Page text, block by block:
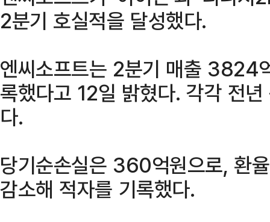
2분기 호실적을 달성했다.
엔씨소프트는 2분기 매출 3824
록했다고 12일 밝혔다. 각각 전
다.
당기순손실은 360억원으로, 환
감소해 적자를 기록했다.